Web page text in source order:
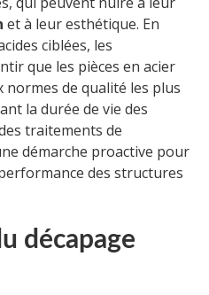
et à leur esthétique. En
ciblées, les
que les pièces en acier
de qualité les plus
la durée de vie des
traitements de
démarche proactive pour
des structures
décapage